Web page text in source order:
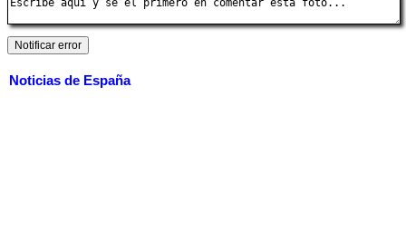
Noticias de España